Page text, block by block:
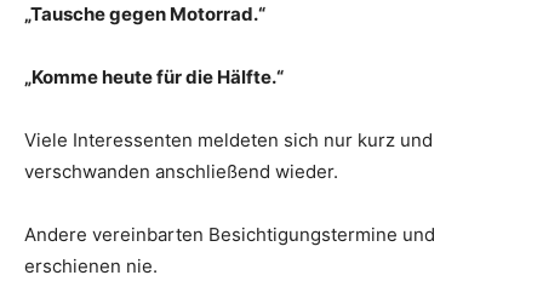
„Tausche gegen Motorrad.“
„Komme heute für die Hälfte.“
Viele Interessenten meldeten sich nur kurz und
verschwanden anschließend wieder.
Andere vereinbarten Besichtigungstermine und
erschienen nie.